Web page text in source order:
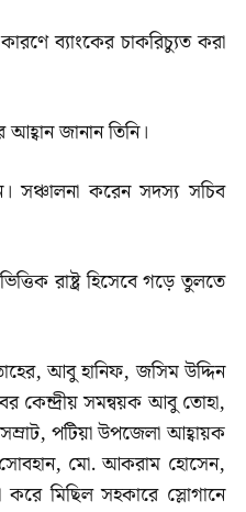
ব্যাংকের চাকরিচ্যুত করা
জানান তিনি।
সঞ্চালনা করেন সদস্য সচিব
রাষ্ট্র হিসেবে গড়ে তুলতে
আবু হানিফ, জসিম উদ্দিন
কেন্দ্রীয় সমন্বয়ক আবু তোহা,
পটিয়া উপজেলা আহ্বায়ক
সোবহান, মো. আকরাম হোসেন,
মিছিল সহকারে স্লোগানে